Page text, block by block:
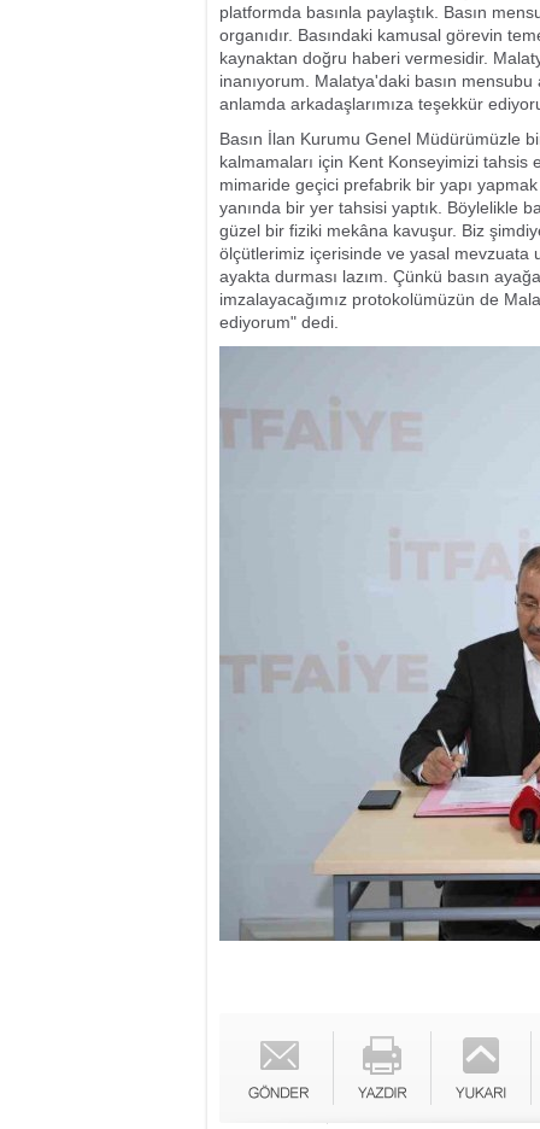
platformda basınla paylaştık. Basın
organıdır. Basındaki kamusal görevin
kaynaktan doğru haberi vermesidir.
inanıyorum. Malatya'daki basın
anlamda arkadaşlarımıza teşekkür
Basın İlan Kurumu Genel Müdürümüzle
kalmamaları için Kent Konseyimizi tahsis
mimaride geçici prefabrik bir yapı
yanında bir yer tahsisi yaptık. Böylelikle
güzel bir fiziki mekâna kavuşur. Biz
ölçütlerimiz içerisinde ve yasal mevzuata
ayakta durması lazım. Çünkü basın
imzalayacağımız protokolümüzün de
ediyorum" dedi.